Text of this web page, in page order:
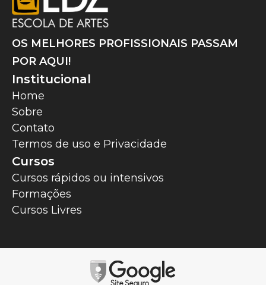
OS MELHORES PROFISSIONAIS PASSAM
POR AQUI!
Institucional
Home
Sobre
Contato
Termos de uso e Privacidade
Cursos
Cursos rápidos ou intensivos
Formações
Cursos Livres